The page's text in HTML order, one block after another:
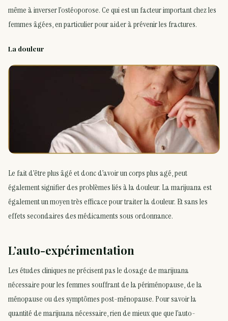
même à inverser l’ostéoporose. Ce qui est un facteur important chez les
femmes âgées, en particulier pour aider à prévenir les fractures.
La douleur
Le fait d’être plus âgé et donc d’avoir un corps plus agé, peut
également signifier des problèmes liés à la douleur. La marijuana est
également un moyen très efficace pour traiter la douleur. Et sans les
effets secondaires des médicaments sous ordonnance.
L’auto-expérimentation
Les études cliniques ne précisent pas le dosage de marijuana
nécessaire pour les femmes souffrant de la périménopause, de la
ménopause ou des symptômes post-ménopause. Pour savoir la
quantité de marijuana nécessaire, rien de mieux que que l’auto-